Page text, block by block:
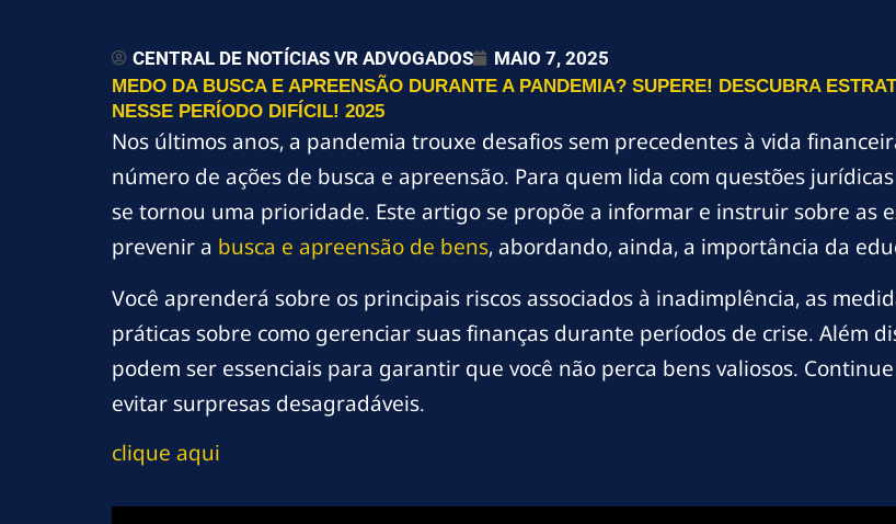
CENTRAL DE NOTÍCIAS VR ADVOGADOS MAIO 7, 2025
MEDO DA BUSCA E APREENSÃO DURANTE A PANDEMIA? SUPERE! DESCUBRA
NESSE PERÍODO DIFÍCIL! 2025
Nos últimos anos, a pandemia trouxe desafios sem precedentes à vida
número de ações de busca e apreensão. Para quem lida com questões
se tornou uma prioridade. Este artigo se propõe a informar e instruir sobre as
prevenir a busca e apreensão de bens, abordando, ainda, a importância da
Você aprenderá sobre os principais riscos associados à inadimplência, as
práticas sobre como gerenciar suas finanças durante períodos de crise. Além
podem ser essenciais para garantir que você não perca bens valiosos.
evitar surpresas desagradáveis.
clique aqui